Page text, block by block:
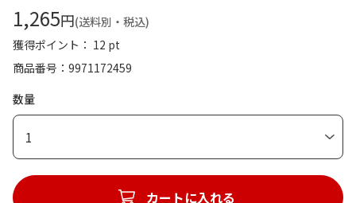
1,265円(送料別・税込)
獲得ポイント： 12 pt
商品番号
9971172459
数量
1
カートに入れる